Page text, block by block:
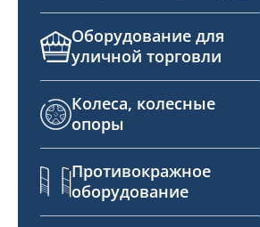
Оборудование для
уличной торговли
Колеса, колесные
опоры
Противокражное
оборудование